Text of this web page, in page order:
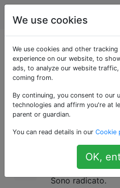
Android
Dove
l'immagine
26
Ecco la mia
Ho avuto
impostato come
chiedo ora dove
system, perché
Sono radicato.
We use cookies
We use cookies and other
experience on our website, to
ads, to analyze our website
coming from.
By continuing, you consent to our
technologies and affirm you're at
parent or guardian.
You can read details in our Cookie
OK,